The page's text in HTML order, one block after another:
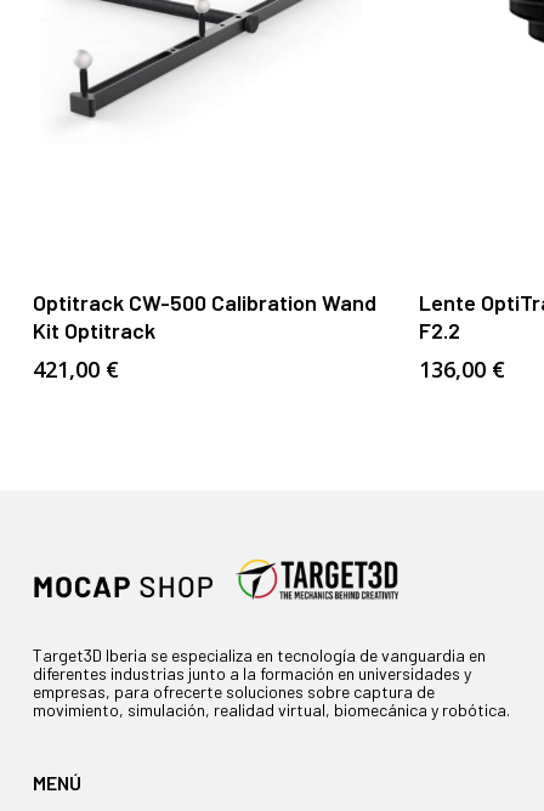
Optitrack CW-500 Calibration Wand
Kit Optitrack
421,00 €
Lente
F2.2
136,00 €
Target3D Iberia se especializa en tecnología de vanguardia en
diferentes industrias junto a la formación en universidades y
empresas, para ofrecerte soluciones sobre captura de
movimiento, simulación, realidad virtual, biomecánica y robótica.
MENÚ